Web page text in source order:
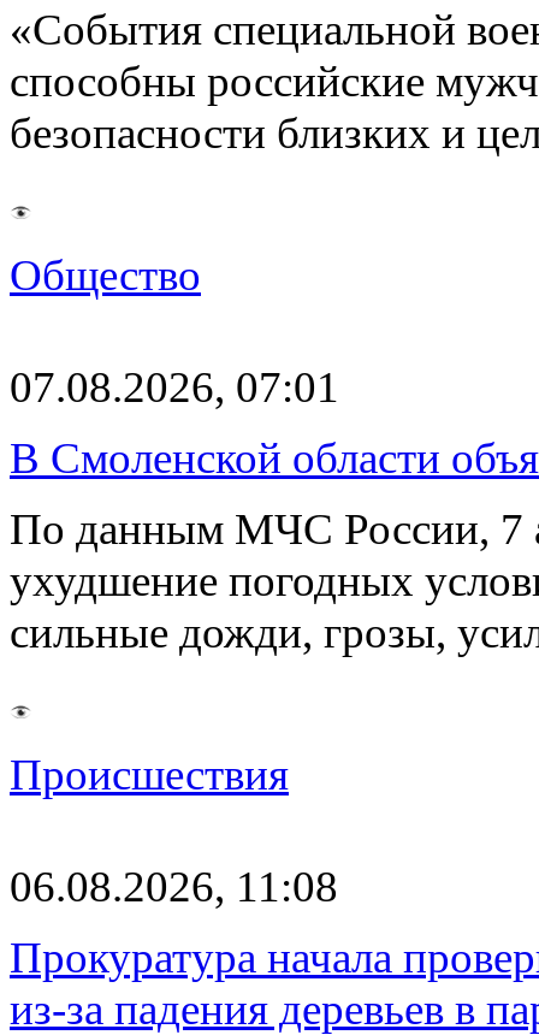
«События специальной
способны российские
безопасности близких и
Общество
07.08.2026, 07:01
В Смоленской области
По данным МЧС России, 7
ухудшение погодных
сильные дожди, грозы,
Происшествия
06.08.2026, 11:08
Прокуратура начала
из-за падения деревьев в